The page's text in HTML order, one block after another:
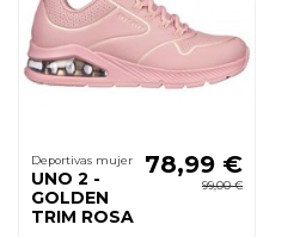
Deportivas mujer
UNO 2 -
GOLDEN
TRIM ROSA
78,99 €
99,00 €